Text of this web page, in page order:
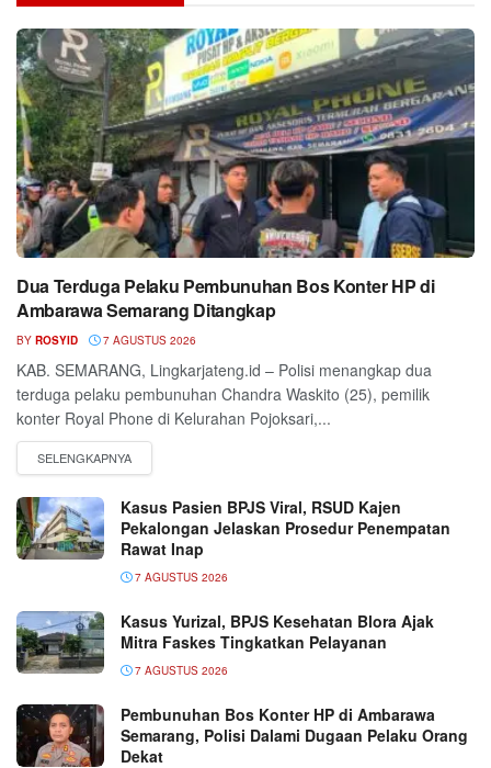
Dua Terduga Pelaku Pembunuhan Bos Konter HP di
Ambarawa Semarang Ditangkap
BY ROSYID 7 AGUSTUS 2026
KAB. SEMARANG, Lingkarjateng.id – Polisi menangkap dua
terduga pelaku pembunuhan Chandra Waskito (25), pemilik
konter Royal Phone di Kelurahan Pojoksari,...
Kasus Pasien BPJS Viral, RSUD Kajen
Pekalongan Jelaskan Prosedur Penempatan
Rawat Inap
7 AGUSTUS 2026
Kasus Yurizal, BPJS Kesehatan Blora Ajak
Mitra Faskes Tingkatkan Pelayanan
7 AGUSTUS 2026
Pembunuhan Bos Konter HP di Ambarawa
Semarang, Polisi Dalami Dugaan Pelaku Orang
Dekat